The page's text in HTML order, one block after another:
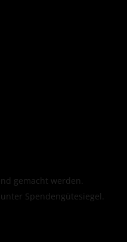
gemacht werden.
Spendengütesiegel